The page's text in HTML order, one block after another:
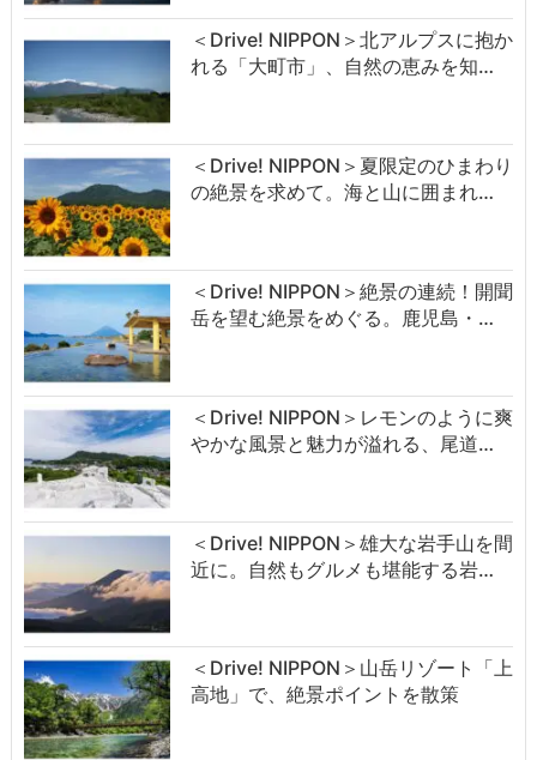
＜Drive! NIPPON＞北アルプスに抱か
れる「大町市」、自然の恵みを知…
＜Drive! NIPPON＞夏限定のひまわり
の絶景を求めて。海と山に囲まれ…
＜Drive! NIPPON＞絶景の連続！開聞
岳を望む絶景をめぐる。鹿児島・…
＜Drive! NIPPON＞レモンのように爽
やかな風景と魅力が溢れる、尾道…
＜Drive! NIPPON＞雄大な岩手山を間
近に。自然もグルメも堪能する岩…
＜Drive! NIPPON＞山岳リゾート「上
高地」で、絶景ポイントを散策